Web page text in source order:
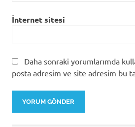
İnternet sitesi
Daha sonraki yorumlarımda
posta adresim ve site adresim bu